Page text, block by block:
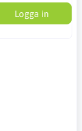
Logga in